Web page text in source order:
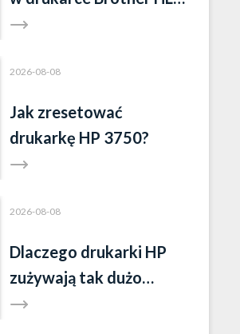
L2352DW?
2026-08-08
Jak zresetować
drukarkę HP 3750?
2026-08-08
Dlaczego drukarki HP
zużywają tak dużo
tuszu?